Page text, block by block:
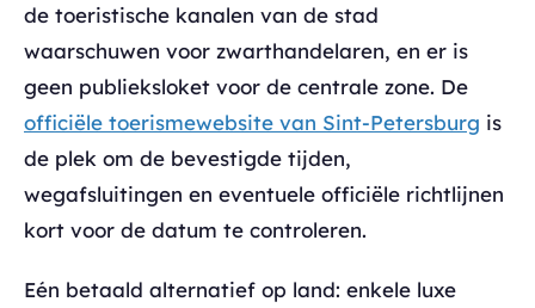
de toeristische kanalen van de stad
waarschuwen voor zwarthandelaren, en er is
geen publieksloket voor de centrale zone. De
officiële toerismewebsite van Sint-Petersburg is
de plek om de bevestigde tijden,
wegafsluitingen en eventuele officiële richtlijnen
kort voor de datum te controleren.
Eén betaald alternatief op land: enkele luxe